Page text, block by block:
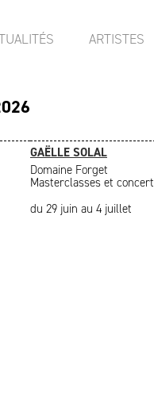
ARTISTES
GAËLLE SOLAL
Domaine Forget
Masterclasses et concert
du 29 juin au 4 juillet